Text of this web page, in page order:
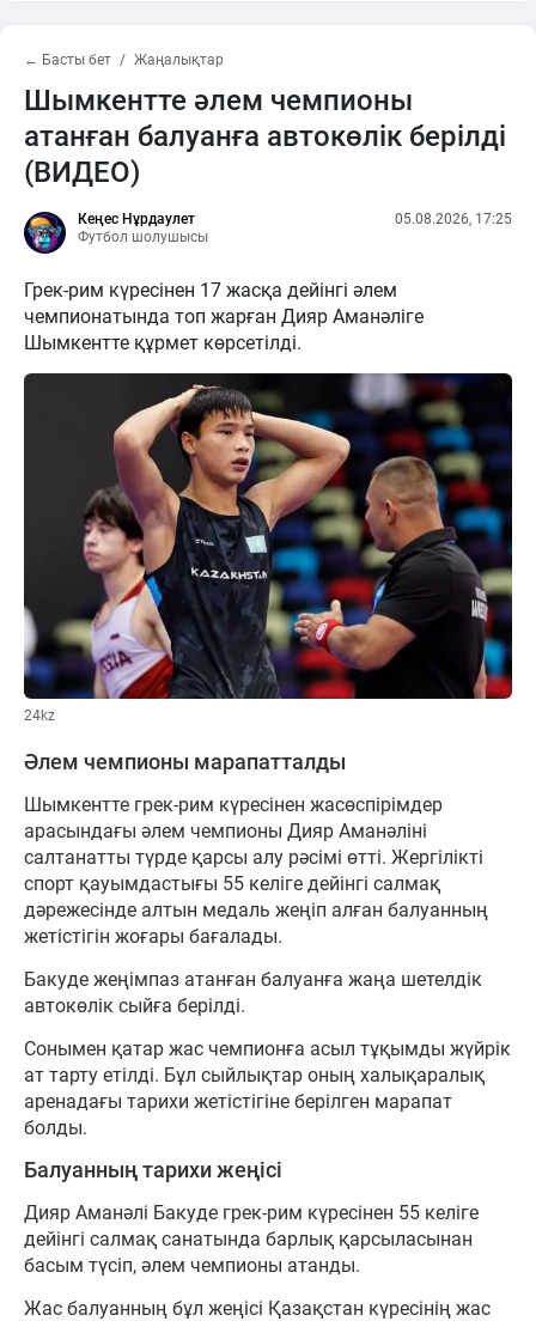
← Басты бет Жаңалықтар
Шымкентте әлем чемпионы
атанған балуанға автокөлік берілді
(ВИДЕО)
Кеңес Нұрдаулет
Футбол шолушысы
05.08.2026, 17:25
Грек-рим күресінен 17 жасқа дейінгі әлем
чемпионатында топ жарған Дияр Аманәліге
Шымкентте құрмет көрсетілді.
24kz
Әлем чемпионы марапатталды
Шымкентте грек-рим күресінен жасөспірімдер
арасындағы әлем чемпионы Дияр Аманәліні
салтанатты түрде қарсы алу рәсімі өтті. Жергілікті
спорт қауымдастығы 55 келіге дейінгі салмақ
дәрежесінде алтын медаль жеңіп алған балуанның
жетістігін жоғары бағалады.
Бакуде жеңімпаз атанған балуанға жаңа шетелдік
автокөлік сыйға берілді.
Сонымен қатар жас чемпионға асыл тұқымды жүйрік
ат тарту етілді. Бұл сыйлықтар оның халықаралық
аренадағы тарихи жетістігіне берілген марапат
болды.
Балуанның тарихи жеңісі
Дияр Аманәлі Бакуде грек-рим күресінен 55 келіге
дейінгі салмақ санатында барлық қарсыласынан
басым түсіп, әлем чемпионы атанды.
Жас балуанның бұл жеңісі Қазақстан күресінің жас